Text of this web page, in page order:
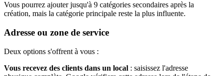
Vous pourrez ajouter jusqu'à 9 catégories secondaires après la
création, mais la catégorie principale reste la plus influente.
Adresse ou zone de service
Deux options s'offrent à vous :
Vous recevez des clients dans un local : saisissez l'adresse